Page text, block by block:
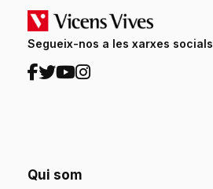
Segueix-nos a les xarxes socials
Qui som